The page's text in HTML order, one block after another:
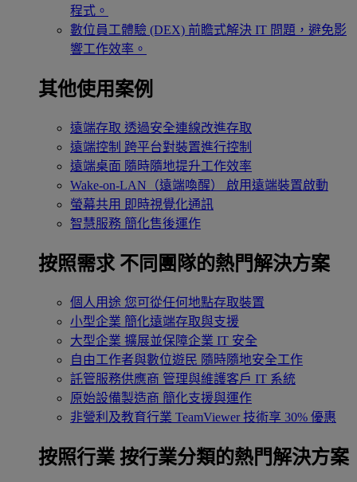
程式。
數位員工體驗 (DEX) 前瞻式解決 IT 問題，避免影
響工作效率。
其他使用案例
遠端存取 透過安全連線改進存取
遠端控制 跨平台對裝置進行控制
遠端桌面 隨時隨地提升工作效率
Wake-on-LAN（遠端喚醒）
啟用遠端裝置啟動
螢幕共用 即時視覺化通訊
智慧服務 簡化售後運作
按照需求 不同團隊的熱門解決方案
個人用途 您可從任何地點存取裝置
小型企業 簡化遠端存取與支援
大型企業 擴展並保障企業 IT 安全
自由工作者與數位遊民 隨時隨地安全工作
託管服務供應商 管理與維護客戶 IT 系統
原始設備製造商 簡化支援與運作
非營利及教育行業 TeamViewer 技術享 30% 優惠
按照行業 按行業分類的熱門解決方案